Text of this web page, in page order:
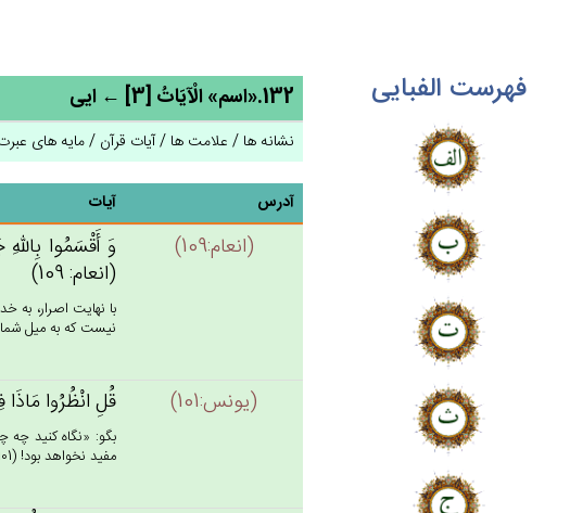
فهرست الفبایی 132.«اسم» الْآيَات‌ُ [3] ← ایی
نشانه ها / علامت ها / آیات قرآن / مایه های
آدرس آیات
(انعام:109)
وَ أَقْسَمُوا
(انعام: 109)
با نهايت اصرار، به
نيست كه به ميل شما
(يونس:101) قُل‌ِ انْظُرُوا
بگو: «نگاه كنيد چه
مفيد نخواهد بود! (101)